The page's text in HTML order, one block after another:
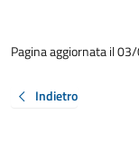
Pagina aggiornata il
Indietro